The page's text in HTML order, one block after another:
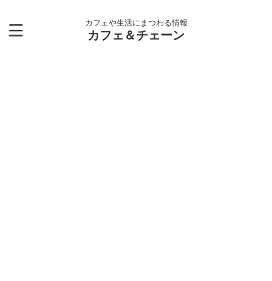
カフェや生活にまつわる情報
カフェ＆チェーン